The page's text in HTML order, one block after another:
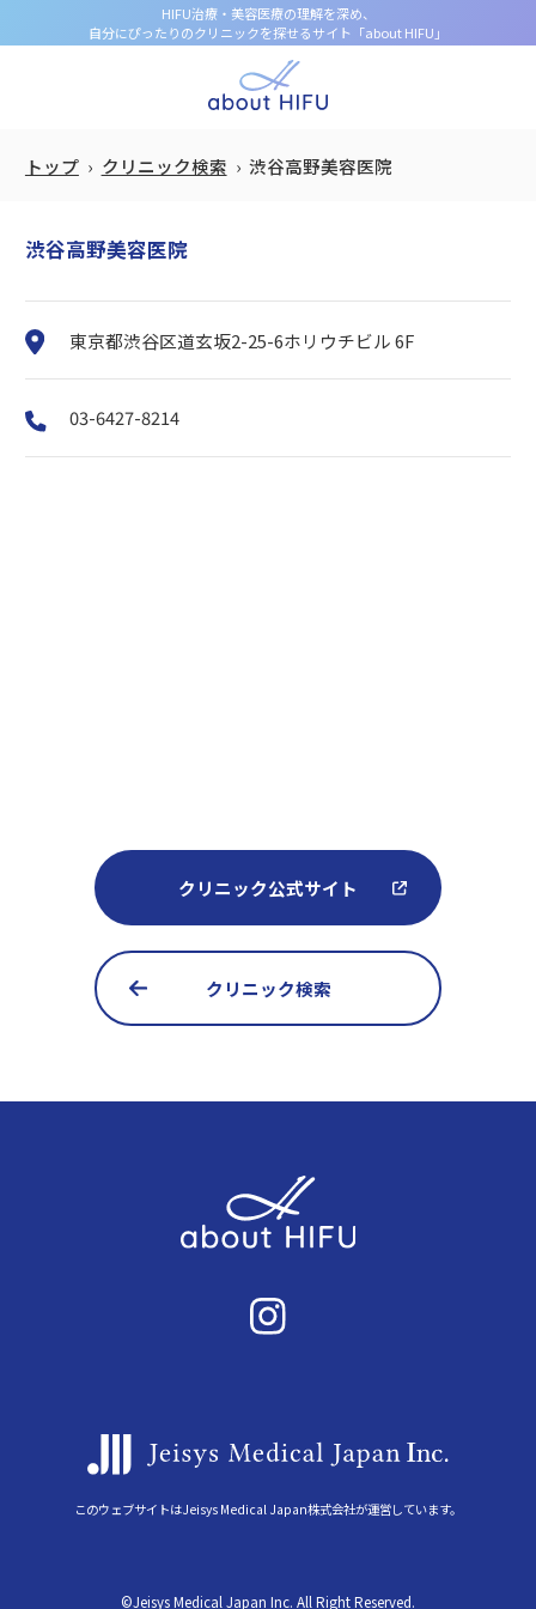
HIFU治療・美容医療の理解を深め、
自分にぴったりのクリニックを探せるサイト「about HIFU」
トップ クリニック検索 渋谷高野美容医院
渋谷高野美容医院
東京都渋谷区道玄坂2-25-6ホリウチビル 6F
03-6427-8214
クリニック公式サイト
クリニック検索
このウェブサイトはJeisys Medical Japan株式会社が運営しています。
©Jeisys Medical Japan Inc. All Right Reserved.